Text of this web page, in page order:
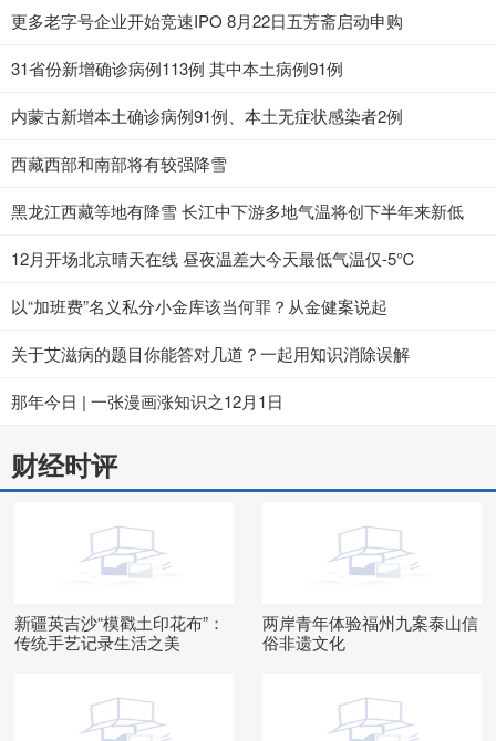
更多老字号企业开始竞速IPO 8月22日五芳斋启动申购
31省份新增确诊病例113例 其中本土病例91例
内蒙古新增本土确诊病例91例、本土无症状感染者2例
西藏西部和南部将有较强降雪
黑龙江西藏等地有降雪 长江中下游多地气温将创下半年来新低
12月开场北京晴天在线 昼夜温差大今天最低气温仅-5℃
以“加班费”名义私分小金库该当何罪？从金健案说起
关于艾滋病的题目你能答对几道？一起用知识消除误解
那年今日 | 一张漫画涨知识之12月1日
财经时评
新疆英吉沙“模戳土印花布”：
传统手艺记录生活之美
两岸青年体验福州九案泰山信
俗非遗文化